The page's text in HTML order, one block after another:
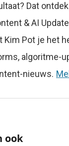
Dat
& AI
Kim Pot je het
algoritme-
nieuws.
ook